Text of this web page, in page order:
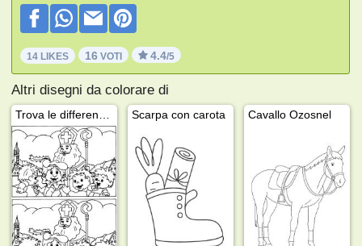
14 LIKES 16 VOTI 4.4/5
Altri disegni da colorare di
Scarpa con carota Cavallo Ozosnel